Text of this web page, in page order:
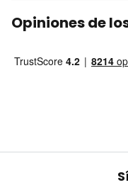
Opiniones de